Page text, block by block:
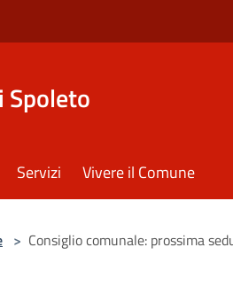
Spoleto
Servizi Vivere il Comune
> Consiglio comunale: prossima